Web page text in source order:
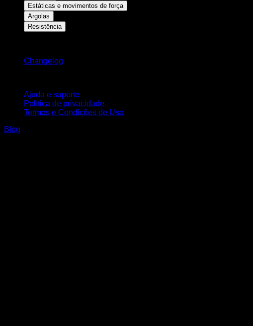
Estáticas e movimentos de força
Argolas
Resistência
Changelog
Ajuda e suporte
Política de privacidade
Termos e Condições de Uso
Blog